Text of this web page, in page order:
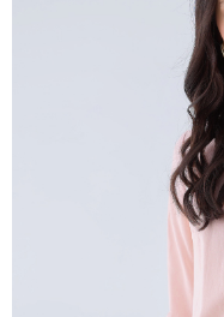
【Panduan Penggunaan
1. Perkhidmatan ini
mudah alih boleh segera
(Hanya untuk nombor
2. Pilihan kaedah
pesanan ditubuhkan, akan
transaksi Gogo, selepas
ansuran yang diingini, tarikh
mengesahkan pembayaran,
3. Jumlah kelulusan
adalah berdasarkan
4. Dalam masa 30 minit
untuk mengesahkan
untuk menggunakan AFTEE.
Sila hubungi NP Taiwan Inc.
mempunyai sebarang
penggunaan pada data
peribadi yang disenaraikan
oleh AFTEE, sila jangan